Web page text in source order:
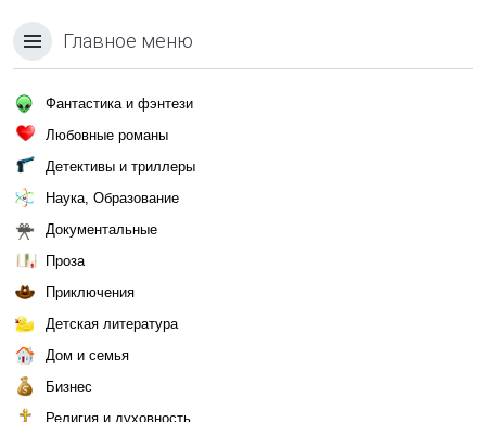
Главное меню
Фантастика и фэнтези
Любовные романы
Детективы и триллеры
Наука, Образование
Документальные
Проза
Приключения
Детская литература
Дом и семья
Бизнес
Религия и духовность